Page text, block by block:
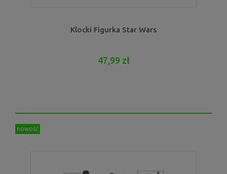
Klocki Figurka Star Wars
47,99 zł
nowość